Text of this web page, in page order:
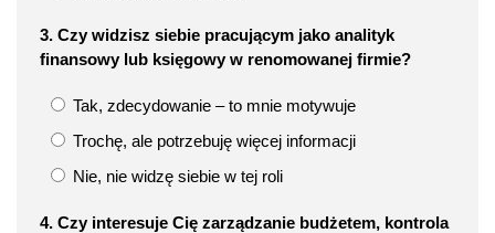
3. Czy widzisz siebie pracującym jako analityk
finansowy lub księgowy w renomowanej firmie?
Tak, zdecydowanie – to mnie motywuje
Trochę, ale potrzebuję więcej informacji
Nie, nie widzę siebie w tej roli
4. Czy interesuje Cię zarządzanie budżetem, kontrola